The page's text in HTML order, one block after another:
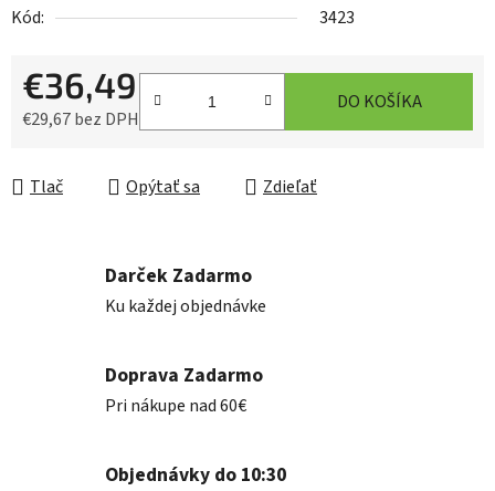
Kód:
3423
€36,49
€29,67 bez DPH
DO KOŠÍKA
Tlač Opýtať sa Zdieľať
Darček Zadarmo
Ku každej objednávke
Doprava Zadarmo
Pri nákupe nad 60€
Objednávky do 10:30